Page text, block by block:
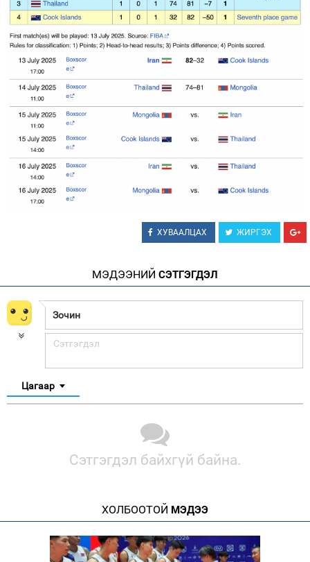
ХУВААЛЦАХ ЖИРГЭХ
МЭДЭЭНИЙ СЭТГЭГДЭЛ
Цагаар
Сэтгэгдэл байхгүй байна.
ХОЛБООТОЙ МЭДЭЭ